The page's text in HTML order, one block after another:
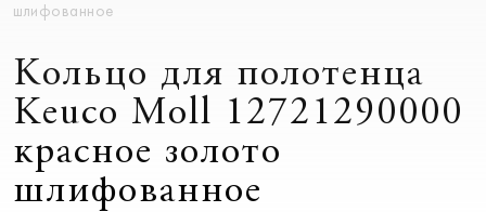
шлифованное
Кольцо для полотенца
Keuco Moll 12721290000
красное золото
шлифованное